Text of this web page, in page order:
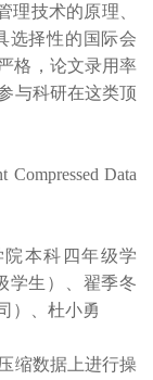
理技术的原理、
选择性的国际会
格，论文录用率
与科研在这类顶
Compressed Data
本科四年级学
学生）、翟季冬
）、杜小勇
缩数据上进行操